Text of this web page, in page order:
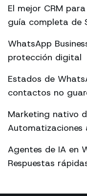
El mejor CRM
guía completa de
WhatsApp
protección digital
Estados de
contactos no
Marketing nativo
Automatizaciones
Agentes de IA en
Respuestas